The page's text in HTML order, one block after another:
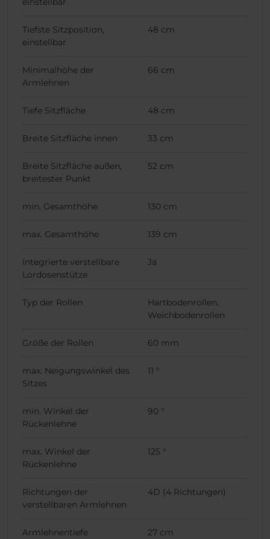
Tiefste Sitzposition,
einstellbar
48 cm
Minimalhöhe der
Armlehnen
66 cm
Tiefe Sitzfläche 48 cm
Breite Sitzfläche innen 33 cm
Breite Sitzfläche außen,
breitester Punkt
52 cm
min. Gesamthöhe 130 cm
max. Gesamthöhe 139 cm
Integrierte verstellbare
Lordosenstütze
Ja
Typ der Rollen
Hartbodenrollen,
Weichbodenrollen
Größe der Rollen 60 mm
max. Neigungswinkel des
Sitzes
11 °
min. Winkel der
Rückenlehne
90 °
max. Winkel der
Rückenlehne
125 °
Richtungen der
verstellbaren Armlehnen
4D (4 Richtungen)
Armlehnentiefe 27 cm